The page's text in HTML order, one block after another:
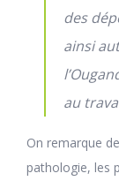
des
ainsi
au
On remarque
pathologie, les